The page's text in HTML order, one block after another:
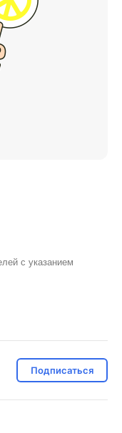
с указанием
Подписаться